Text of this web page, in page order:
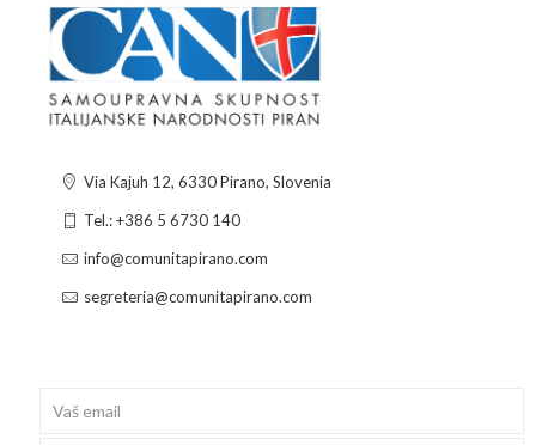
Via Kajuh 12, 6330 Pirano, Slovenia
Tel.: +386 5 6730 140
info@comunitapirano.com
segreteria@comunitapirano.com